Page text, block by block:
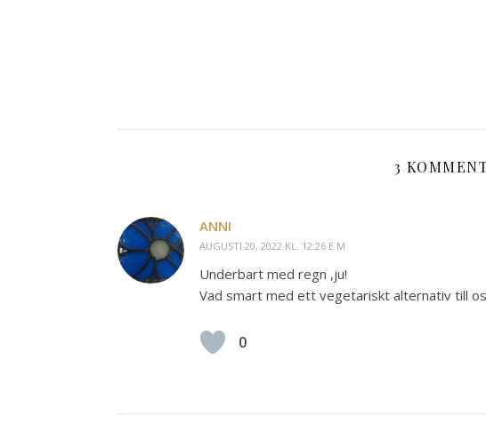
3
ANNI
AUGUSTI 20, 2022 KL. 12:26 E M
Underbart med regn ,ju!
Vad smart med ett vegetariskt alternativ till
0